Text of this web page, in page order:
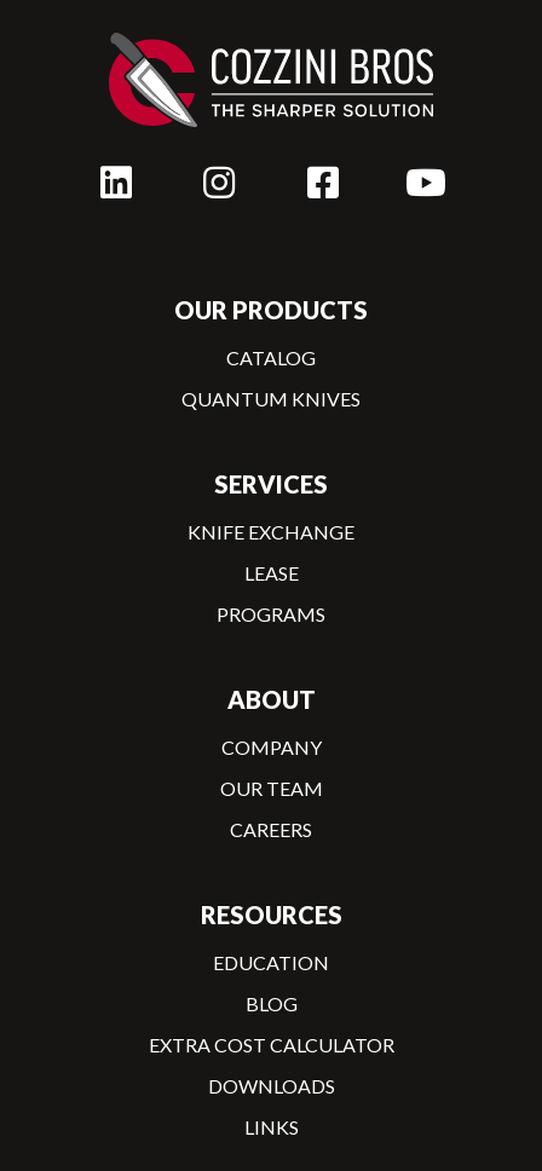
OUR PRODUCTS
CATALOG
QUANTUM KNIVES
SERVICES
KNIFE EXCHANGE
LEASE
PROGRAMS
ABOUT
COMPANY
OUR TEAM
CAREERS
RESOURCES
EDUCATION
BLOG
EXTRA COST CALCULATOR
DOWNLOADS
LINKS